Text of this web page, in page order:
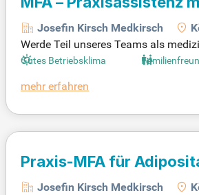
Josefin Kirsch Medkirsch
Werde Teil unseres Teams als
glichkeit, echte Medizin zu
du von Kolleg:innen unterstützt und
Gutes Betriebsklima
mehr erfahren
Praxis-MFA für
Josefin Kirsch Medkirsch